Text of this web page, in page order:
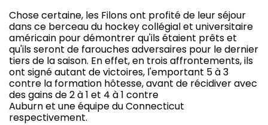
Chose certaine, les Filons ont profité de leur séjour
dans ce berceau du hockey collégial et universitaire
américain pour démontrer qu'ils étaient prêts et
qu'ils seront de farouches adversaires pour le dernier
tiers de la saison. En effet, en trois affrontements, ils
ont signé autant de victoires, l'emportant 5 à 3
contre la formation hôtesse, avant de récidiver avec
des gains de 2 à 1 et 4 à 1 contre
Auburn et une équipe du Connecticut
respectivement.